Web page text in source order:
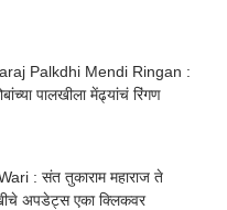
Palkdhi Mendi Ringan :
पालखीला मेंढ्यांचं रिंगण
: संत तुकाराम महाराज ते
अपडेट्स एका क्लिकवर